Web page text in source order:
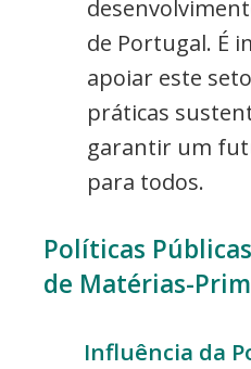
de Portugal. É
apoiar este
práticas
garantir um
para todos.
Políticas
de Matérias-
Influência da